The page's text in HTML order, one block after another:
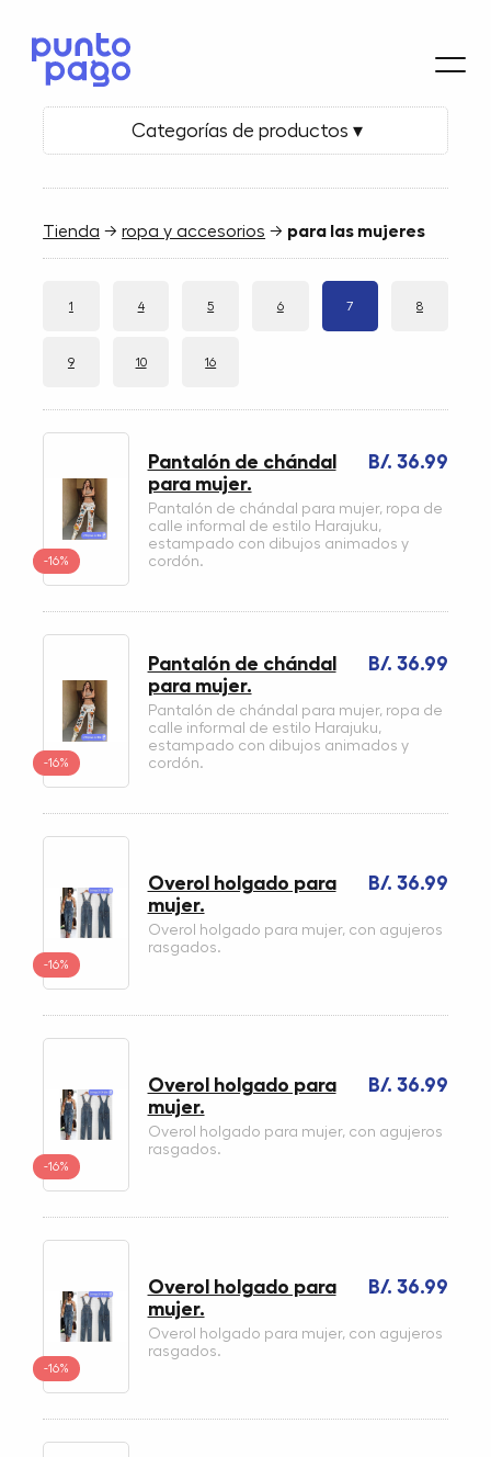
Categorías de productos ▾
Tienda →ropa y accesorios → para las mujeres
1 4 5 6 7 8
9 10 16
-16%
B/. 36.99
Pantalón de chándal
para mujer.
Pantalón de chándal para mujer, ropa de
calle informal de estilo Harajuku,
estampado con dibujos animados y
cordón.
-16%
B/. 36.99
Pantalón de chándal
para mujer.
Pantalón de chándal para mujer, ropa de
calle informal de estilo Harajuku,
estampado con dibujos animados y
cordón.
-16%
B/. 36.99
Overol holgado para
mujer.
Overol holgado para mujer, con agujeros
rasgados.
-16%
B/. 36.99
Overol holgado para
mujer.
Overol holgado para mujer, con agujeros
rasgados.
-16%
B/. 36.99
Overol holgado para
mujer.
Overol holgado para mujer, con agujeros
rasgados.